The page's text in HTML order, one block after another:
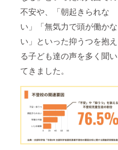
不安や、「朝起きられな
い」「無気力で頭が働かな
い」といった抑うつを抱え
る子ども達の声を多く聞い
てきました。